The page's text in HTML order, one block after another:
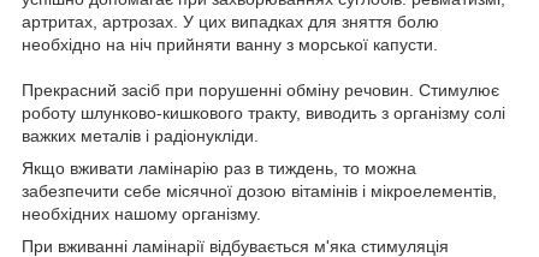
артритах, артрозах. У цих випадках для зняття болю
необхідно на ніч прийняти ванну з морської капусти.
Прекрасний засіб при порушенні обміну речовин. Стимулює
роботу шлунково-кишкового тракту, виводить з організму солі
важких металів і радіонукліди.
Якщо вживати ламінарію раз в тиждень, то можна
забезпечити себе місячної дозою вітамінів і мікроелементів,
необхідних нашому організму.
При вживанні ламінарії відбувається м'яка стимуляція